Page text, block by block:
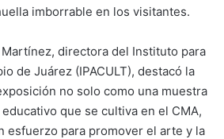
imborrable en los visitantes.
directora del Instituto para
de Juárez (IPACULT), destacó la
no solo como una muestra
que se cultiva en el CMA,
esfuerzo para promover el arte y la